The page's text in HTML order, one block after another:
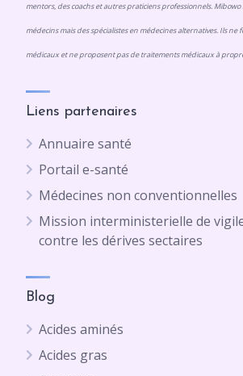
mentors, des coachs et autres praticiens professionnels.
médecins mais des spécialistes en médecines alternatives. Ils ne
médicaux et ne proposent pas de traitements médicaux à
Liens partenaires
Annuaire santé
Portail e-santé
Médecines non conventionnelles
Mission interministerielle de
contre les dérives sectaires
Blog
Acides aminés
Acides gras